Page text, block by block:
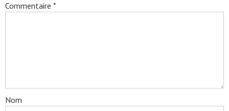
Commentaire *
Nom